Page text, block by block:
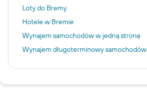
Loty do Bremy
Hotele w Bremie
Wynajem samochodów w jedną stronę
Wynajem długoterminowy samochodów